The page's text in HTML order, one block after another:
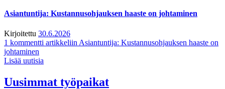
Asiantuntija: Kustannusohjauksen haaste on johtaminen
Kirjoitettu 30.6.2026
1 kommentti artikkeliin Asiantuntija: Kustannusohjauksen haaste on
johtaminen
Lisää uutisia
Uusimmat työpaikat